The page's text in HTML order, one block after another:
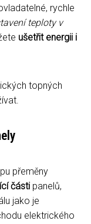
rychle
teploty v
ušetřit energii i
topných
přeměny
části panelů,
jako je
elektrického